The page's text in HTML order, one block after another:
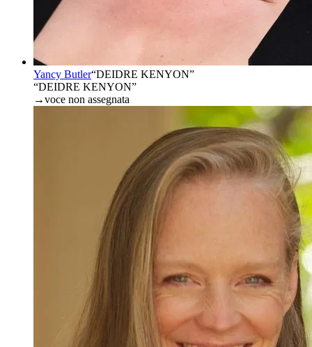
Yancy Butler“DEIDRE KENYON”
“DEIDRE KENYON”
→voce non assegnata